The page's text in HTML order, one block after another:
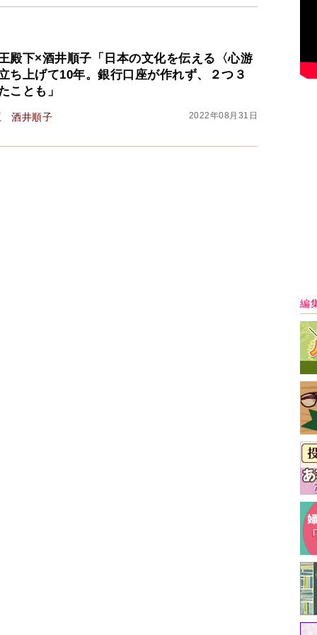
殿下×酒井順子「日本の文化を伝える〈心游
ち上げて10年。銀行口座が作れず、２つ３
ことも」
酒井順子 2022年08月31日
編